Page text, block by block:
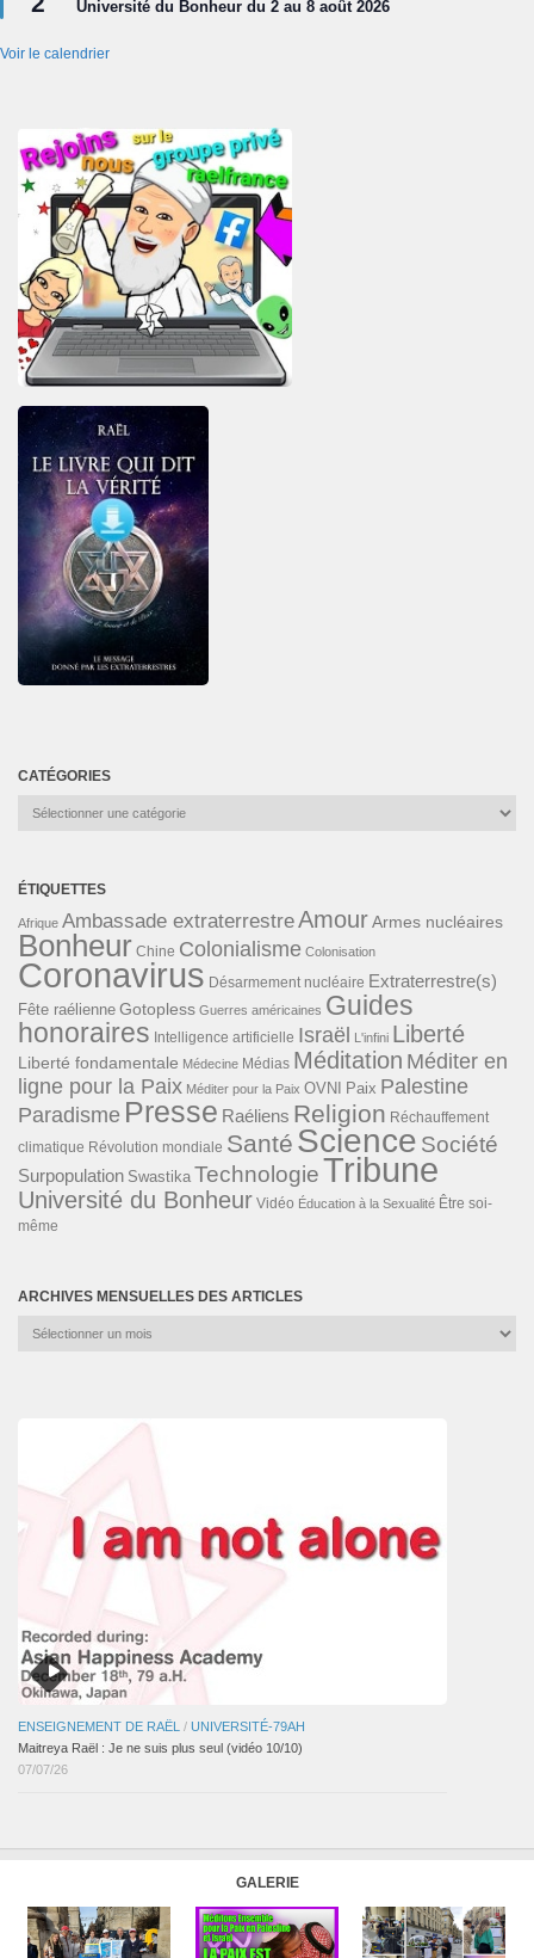
avant
Université du Bonheur du 2 au 8 août 2026
Voir le calendrier
CATÉGORIES
Catégories
ÉTIQUETTES
Afrique Ambassade extraterrestreAmourArmes nucléaires
Bonheur Chine Colonialisme Colonisation
Coronavirus Désarmement nucléaire Extraterrestre(s)
Fête raélienne Gotopless Guerres américaines Guides
honoraires Intelligence artificielle Israël L'infini Liberté
Liberté fondamentale Médecine Médias Méditation Méditer en
ligne pour la Paix Méditer pour la Paix OVNI Paix Palestine
Paradisme Presse Raéliens Religion Réchauffement
climatique Révolution mondiale Santé Science Société
Surpopulation Swastika TechnologieTribune
Université du Bonheur Vidéo Éducation à la Sexualité Être soi-
même
ARCHIVES MENSUELLES DES ARTICLES
Archives
ENSEIGNEMENT DE RAËL / UNIVERSITÉ-79AH
Maitreya Raël : Je ne suis plus seul (vidéo 10/10)
07/07/26
GALERIE